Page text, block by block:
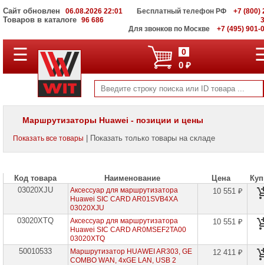
Сайт обновлен 06.08.2026 22:01
Товаров в каталоге 96 686
Бесплатный телефон РФ
+7 (800)
Для звонков по Москве
+7 (495) 901-
ПОЛНЫЙ
КАТАЛОГ
Корпоративные
серверы
WIT
Системы
данных
Мониторы
панели
и
лампы
☰ 0
0 ₽
Маршрутизаторы Huawei - позиции и цены
Показать все товары | Показать только товары на складе
Код товара Наименование Цена
03020XJU
Аксессуар для маршрутизатора
Huawei SIC CARD AR01SVB4XA
03020XJU
10 551 ₽
03020XTQ
Аксессуар для маршрутизатора
Huawei SIC CARD AR0MSEF2TA00
03020XTQ
10 551 ₽
50010533
Маршрутизатор HUAWEI AR303, GE
COMBO WAN, 4xGE LAN, USB 2
12 411 ₽